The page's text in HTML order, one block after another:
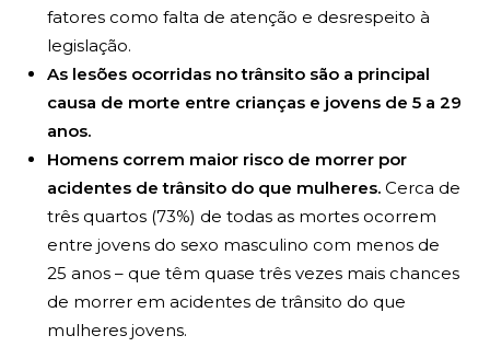
fatores como falta de atenção e desrespeito à
legislação.
As lesões ocorridas no trânsito são a principal
causa de morte entre crianças e jovens de 5 a 29
anos.
Homens correm maior risco de morrer por
acidentes de trânsito do que mulheres. Cerca de
três quartos (73%) de todas as mortes ocorrem
entre jovens do sexo masculino com menos de
25 anos – que têm quase três vezes mais chances
de morrer em acidentes de trânsito do que
mulheres jovens.